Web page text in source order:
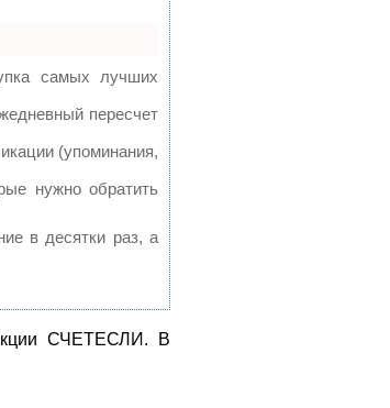
самых лучших
пересчет
(упоминания,
нужно обратить
в десятки раз, а
СЧЕТЕСЛИ. В